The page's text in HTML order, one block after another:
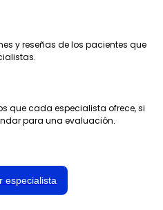
y reseñas de los pacientes que
que cada especialista ofrece, si
para una evaluación.
especialista